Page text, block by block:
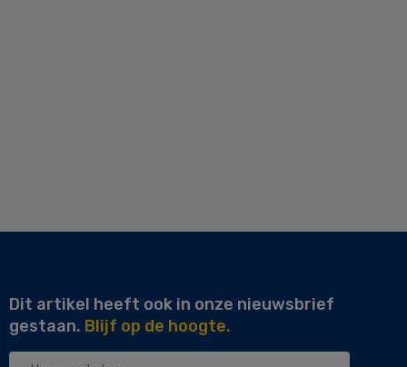
Dit artikel heeft ook in onze nieuwsbrief
gestaan. Blijf op de hoogte.
Uw